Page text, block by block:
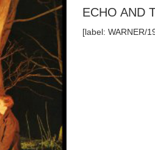
ECHO AND
[label: WARNER/